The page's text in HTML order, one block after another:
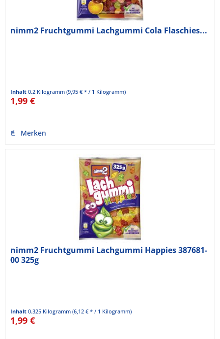
nimm2 Fruchtgummi Lachgummi Cola Flaschies...
Inhalt0.2 Kilogramm(9,95 € * / 1 Kilogramm)
1,99 €
Merken
nimm2 Fruchtgummi Lachgummi Happies 387681-
00 325g
Inhalt0.325 Kilogramm(6,12 € * / 1 Kilogramm)
1,99 €